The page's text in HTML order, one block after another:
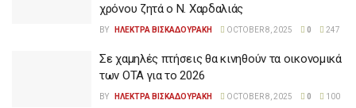
χρόνου ζητά ο Ν. Χαρδαλιάς
BY ΗΛΕΚΤΡΑ ΒΙΣΚΑΔΟΥΡΑΚΗ OCTOBER 8, 2025 0 247
Σε χαμηλές πτήσεις θα κινηθούν τα οικονομικά
των ΟΤΑ για το 2026
BY ΗΛΕΚΤΡΑ ΒΙΣΚΑΔΟΥΡΑΚΗ OCTOBER 8, 2025 0 100